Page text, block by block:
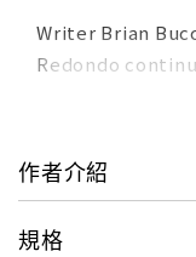
Writer Brian
Redondo
selling series
Collects issues
作者介紹
規格